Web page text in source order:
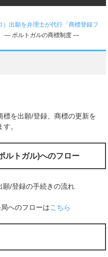
出願を弁理士が代行「商標登録フ
― ポルトガルの商標制度 ―
標を出願/登録、商標の更新を
。
ルトガル)へのフロー
へのフローはこちら